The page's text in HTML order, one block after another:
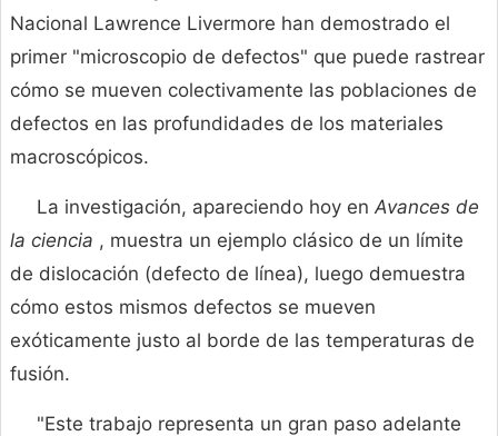
Nacional Lawrence Livermore han demostrado el
primer "microscopio de defectos" que puede rastrear
cómo se mueven colectivamente las poblaciones de
defectos en las profundidades de los materiales
macroscópicos.
La investigación, apareciendo hoy en Avances de
la ciencia , muestra un ejemplo clásico de un límite
de dislocación (defecto de línea), luego demuestra
cómo estos mismos defectos se mueven
exóticamente justo al borde de las temperaturas de
fusión.
"Este trabajo representa un gran paso adelante